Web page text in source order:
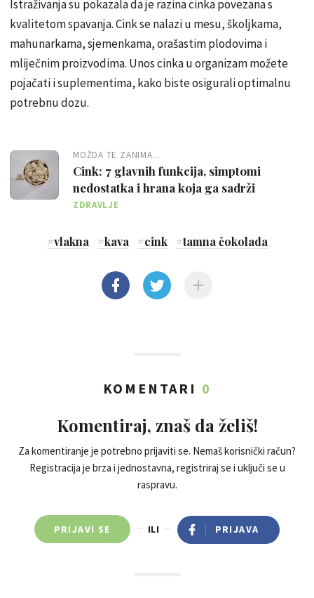
Istraživanja su pokazala da je razina cinka povezana s
kvalitetom spavanja. Cink se nalazi u mesu, školjkama,
mahunarkama, sjemenkama, orašastim plodovima i
mliječnim proizvodima. Unos cinka u organizam možete
pojačati i suplementima, kako biste osigurali optimalnu
potrebnu dozu.
MOŽDA TE ZANIMA...
Cink: 7 glavnih funkcija, simptomi
nedostatka i hrana koja ga sadrži
ZDRAVLJE
#vlakna #kava #cink #tamna čokolada
KOMENTARI 0
Komentiraj, znaš da želiš!
Za komentiranje je potrebno prijaviti se. Nemaš korisnički račun?
Registracija je brza i jednostavna, registriraj se i uključi se u
raspravu.
PRIJAVI SE ILI PRIJAVA